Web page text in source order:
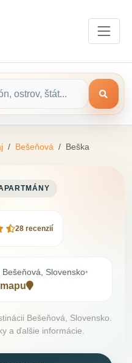
Bešeňová Beška
28 recenzií
Slovensko•
Bešeňová, Slovensko.
a ďalšie informácie.